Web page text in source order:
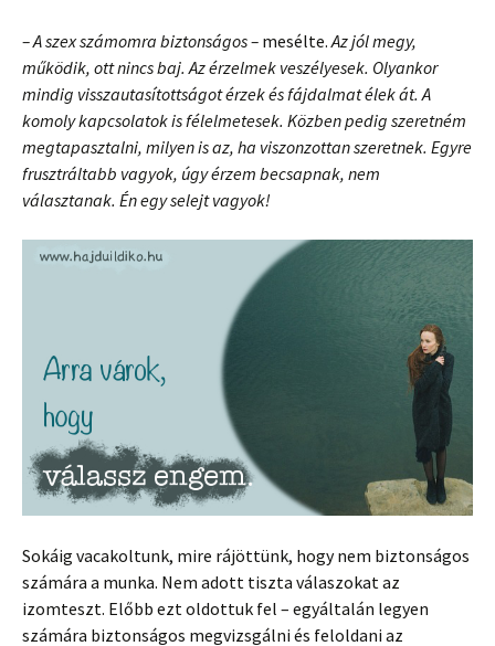
– A szex számomra biztonságos – mesélte.Az jól megy,
működik, ott nincs baj. Az érzelmek veszélyesek. Olyankor
mindig visszautasítottságot érzek és fájdalmat élek át. A
komoly kapcsolatok is félelmetesek. Közben pedig szeretném
megtapasztalni, milyen is az, ha viszonzottan szeretnek. Egyre
frusztráltabb vagyok, úgy érzem becsapnak, nem
választanak. Én egy selejt vagyok!
Sokáig vacakoltunk, mire rájöttünk, hogy nem biztonságos
számára a munka. Nem adott tiszta válaszokat az
izomteszt. Előbb ezt oldottuk fel – egyáltalán legyen
számára biztonságos megvizsgálni és feloldani az